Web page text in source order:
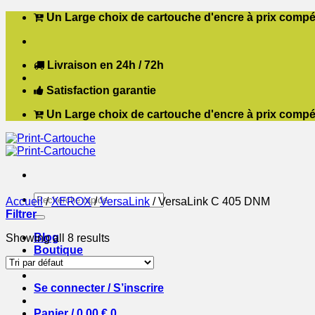
Passer
contenu
Un Large choix de cartouche d'encre à prix
Livraison en 24h / 72h
Satisfaction garantie
Un Large choix de cartouche d'encre à prix
Recherche
pour :
Blog
Boutique
Contact
Se connecter / S’inscrire
Accueil / XEROX / VersaLink /VersaLink C 405 DNM
Filtrer
Showing all 8 results